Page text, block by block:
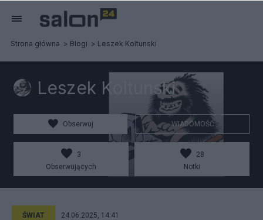
Strona główna Blogi Leszek Koltunski
Leszek Koltunski
Obserwuj WIADOMOŚĆ
3
Obserwujących
28
Notki
ŚWIAT 24.06.2025, 14:41